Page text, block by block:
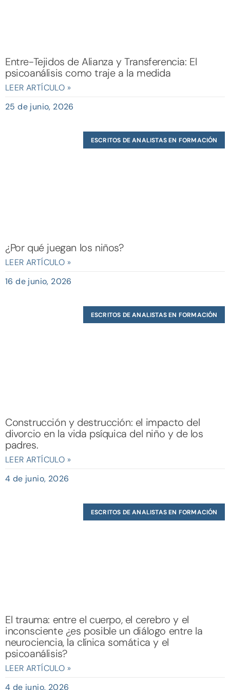
Entre-Tejidos de Alianza y Transferencia: El
psicoanálisis como traje a la medida
LEER ARTÍCULO »
25 de junio, 2026
ESCRITOS DE ANALISTAS EN FORMACIÓN
¿Por qué juegan los niños?
LEER ARTÍCULO »
16 de junio, 2026
ESCRITOS DE ANALISTAS EN FORMACIÓN
Construcción y destrucción: el impacto del
divorcio en la vida psíquica del niño y de los
padres.
LEER ARTÍCULO »
4 de junio, 2026
ESCRITOS DE ANALISTAS EN FORMACIÓN
El trauma: entre el cuerpo, el cerebro y el
inconsciente ¿es posible un diálogo entre la
neurociencia, la clínica somática y el
psicoanálisis?
LEER ARTÍCULO »
4 de junio, 2026